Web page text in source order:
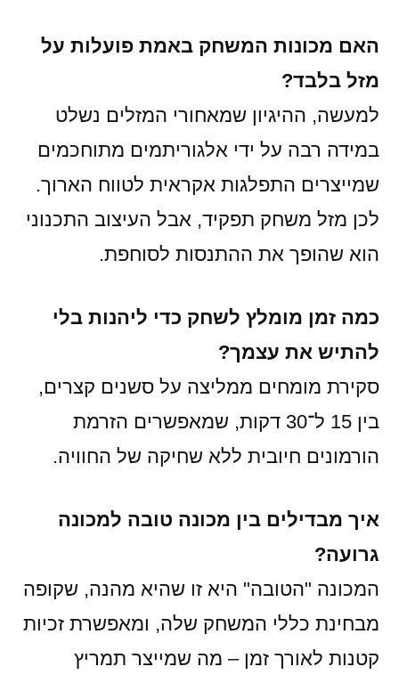
האם מכונות המשחק באמת פועלות על
מזל בלבד?
למעשה, ההיגיון שמאחורי המזלים נשלט
במידה רבה על ידי אלגוריתמים מתוחכמים
שמייצרים התפלגות אקראית לטווח הארוך.
לכן מזל משחק תפקיד, אבל העיצוב התכנוני
הוא שהופך את ההתנסות לסוחפת.
כמה זמן מומלץ לשחק כדי ליהנות בלי
להתיש את עצמך?
סקירת מומחים ממליצה על סשנים קצרים,
בין 15 ל־30 דקות, שמאפשרים הזרמת
הורמונים חיובית ללא שחיקה של החוויה.
איך מבדילים בין מכונה טובה למכונה
גרועה?
המכונה "הטובה" היא זו שהיא מהנה, שקופה
מבחינת כללי המשחק שלה, ומאפשרת זכיות
קטנות לאורך זמן – מה שמייצר תמריץ